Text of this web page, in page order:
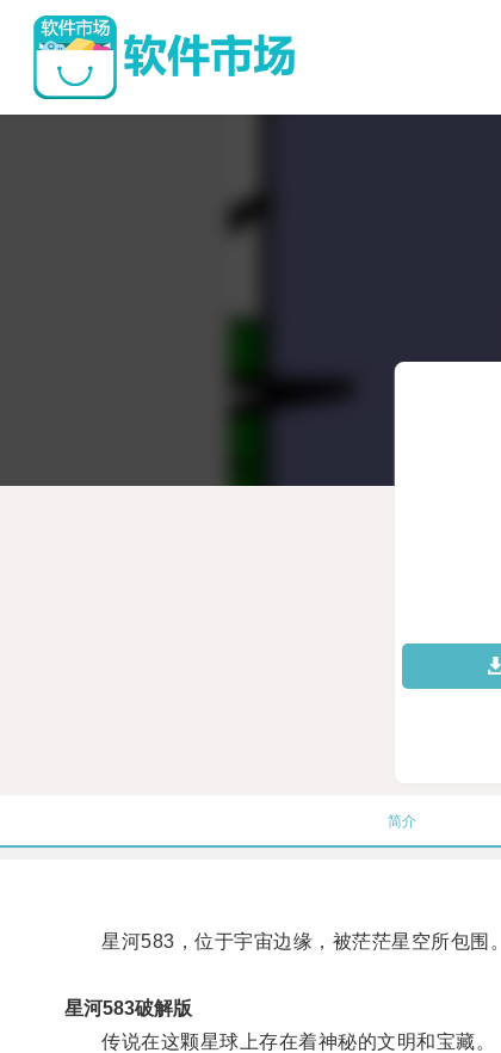
简介
星河583，位于宇宙边缘，被茫茫星空所包围。
星河583破解版
传说在这颗星球上存在着神秘的文明和宝藏。